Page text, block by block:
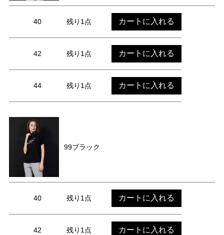
40 残り1点 カートに入れる
42 残り1点 カートに入れる
44 残り1点 カートに入れる
99ブラック
40 残り1点 カートに入れる
42 残り1点 カートに入れる